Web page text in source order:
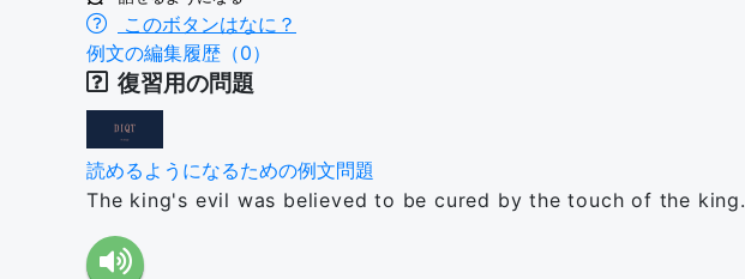
このボタンはなに？
例文の編集履歴（0）
復習用の問題
読めるようになるための例文問題
The king's evil was believed to be cured by the touch of the king.